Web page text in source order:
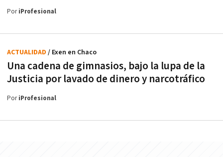
PoriProfesional
Una cadena de gimnasios, bajo la lupa de la
Justicia por lavado de dinero y narcotráfico
ACTUALIDAD / Exen en Chaco
PoriProfesional